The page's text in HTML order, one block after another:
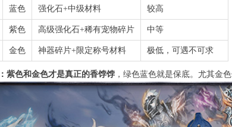
蓝色 强化石+中级材料 较高
紫色 高级强化石+稀有宠物碎片 中等
金色 神器碎片+限定称号材料 极低，可遇不可求
紫色和金色才是真正的香饽饽 ，绿色蓝色就是保底。尤其金